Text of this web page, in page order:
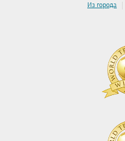
Из города |